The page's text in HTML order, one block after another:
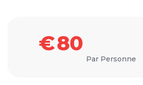
€80
Par Personne